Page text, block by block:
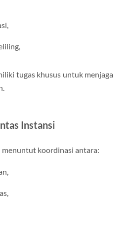
tugas khusus untuk menjaga
Instansi
koordinasi antara: